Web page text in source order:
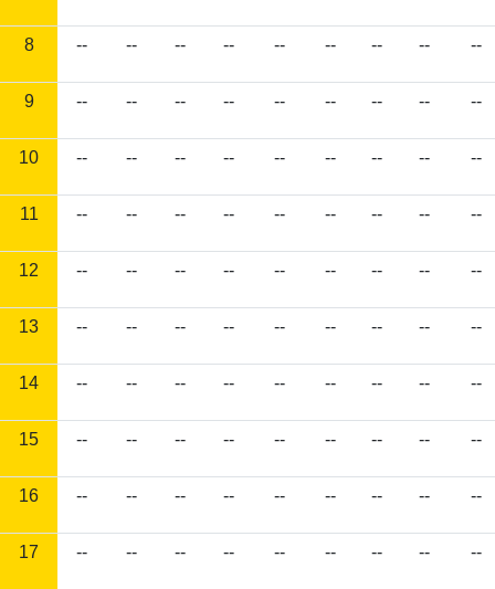
8 -- -- -- -- -- -- -- -- --
9 -- -- -- -- -- -- -- -- --
10 -- -- -- -- -- -- -- -- --
11 -- -- -- -- -- -- -- -- --
12 -- -- -- -- -- -- -- -- --
13 -- -- -- -- -- -- -- -- --
14 -- -- -- -- -- -- -- -- --
15 -- -- -- -- -- -- -- -- --
16 -- -- -- -- -- -- -- -- --
17 -- -- -- -- -- -- -- -- --